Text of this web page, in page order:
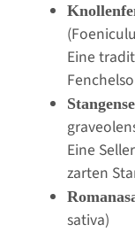
Eine
Eine
zarten
sativa)